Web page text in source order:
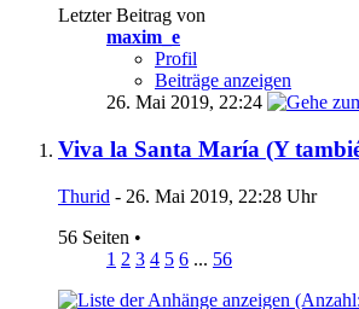
Letzter Beitrag von
maxim_e
Profil
Beiträge anzeigen
26. Mai 2019, 22:24
Viva la Santa María (Y
Thurid - 26. Mai 2019, 22:28 Uhr
56 Seiten •
1 2 3 4 5 6 ... 56